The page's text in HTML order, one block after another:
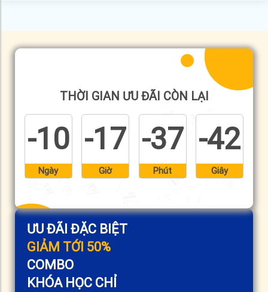
ƯU ĐÃI ĐẶC BIỆT
GIẢM TỚI 50%
COMBO
KHÓA HỌC CHỈ
THỜI GIAN ƯU ĐÃI CÒN LẠI
-10
Ngày
-17
Giờ
-37
Phút
-42
Giây